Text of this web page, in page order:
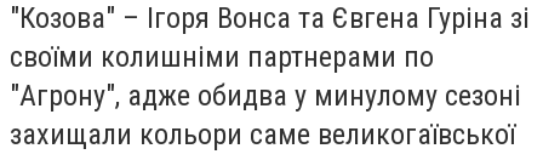
"Козова" – Ігоря Вонса та Євгена Гуріна зі
своїми колишніми партнерами по
"Агрону", адже обидва у минулому сезоні
захищали кольори саме великогаївської